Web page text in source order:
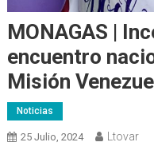
MONAGAS |
encuentro
Misión
Noticias
25 Julio, 2024 Ltovar